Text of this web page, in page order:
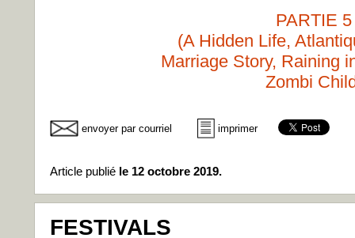
PARTIE 5
(A Hidden Life,
Marriage Story, Raining
Zombi
envoyer par courriel imprimer
Article publié le 12 octobre 2019.
FESTIVALS